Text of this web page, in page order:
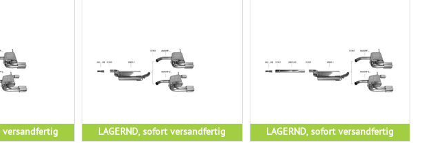
versandfertig
LAGERND, sofort versandfertig
LAGERND, sofort versandfertig